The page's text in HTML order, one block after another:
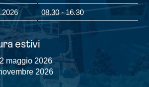
08.30 - 16.30
estivi
maggio 2026
2026